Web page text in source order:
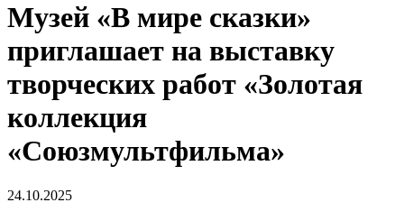
Музей «В мире сказки»
приглашает на выставку
творческих работ «Золотая
коллекция
«Союзмультфильма»
24.10.2025